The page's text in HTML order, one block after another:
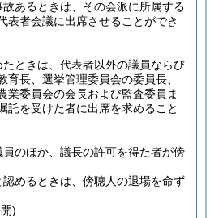
あるときは、その会派に所属する
表者会議に出席させることができ
ときは、代表者以外の議員ならび
育長、選挙管理委員会の委員長、
業委員会の会長および監査委員ま
託を受けた者に出席を求めること
のほか、議長の許可を得た者が傍
めるときは、傍聴人の退場を命ず
)